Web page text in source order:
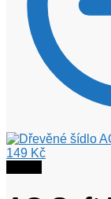
149 Kč